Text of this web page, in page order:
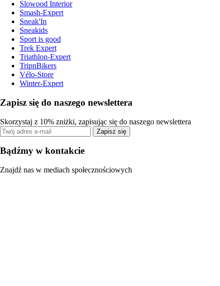
Slowood Interior
Smash-Expert
Sneak'In
Sneakids
Sport is good
Trek Expert
Triathlon-Expert
TripnBikers
Vélo-Store
Winter-Expert
Zapisz się do naszego newslettera
Skorzystaj z 10% zniżki, zapisując się do naszego newslettera
Zapisz się
Bądźmy w kontakcie
Znajdź nas w mediach społecznościowych